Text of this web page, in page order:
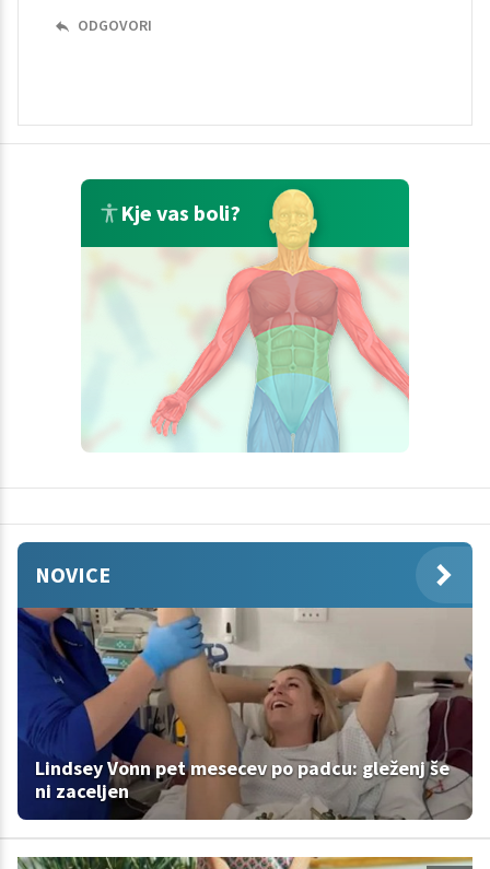
ODGOVORI
Kje vas boli?
NOVICE
Lindsey Vonn pet mesecev po padcu: gleženj še
ni zaceljen